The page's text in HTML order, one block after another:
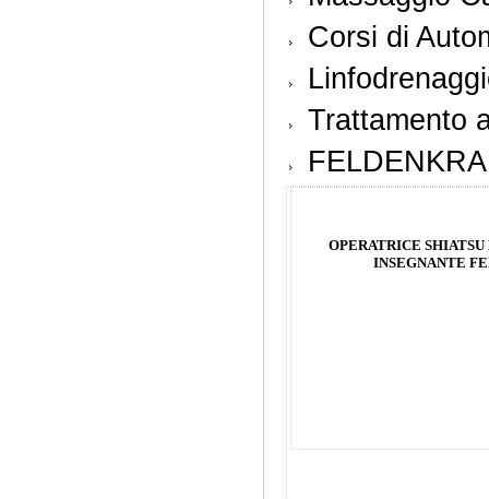
Corsi di
Trattamento
OPERATRICE SHIATSU
INSEGNANTE